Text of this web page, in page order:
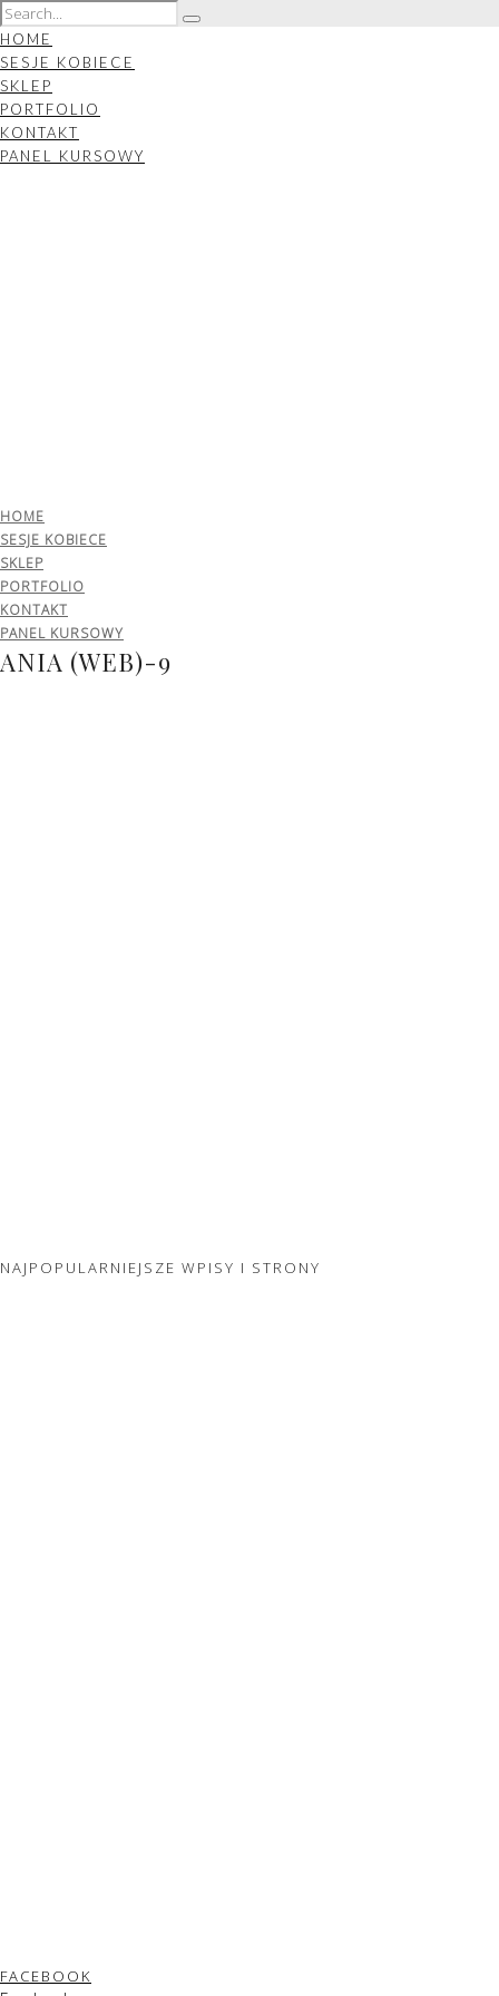
HOME
SESJE KOBIECE
SKLEP
PORTFOLIO
KONTAKT
PANEL KURSOWY
HOME
SESJE KOBIECE
SKLEP
PORTFOLIO
KONTAKT
PANEL KURSOWY
ANIA (WEB)-9
NAJPOPULARNIEJSZE WPISY I STRONY
FACEBOOK